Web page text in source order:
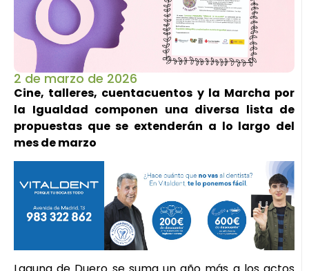
2 de marzo de 2026
Cine, talleres, cuentacuentos y la Marcha por
la Igualdad componen una diversa lista de
propuestas que se extenderán a lo largo del
mes de marzo